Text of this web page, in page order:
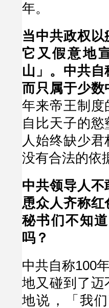
年。
当中共政权
它又假意地
山」。中共
而只属于少数
年来帝王制度
自比天子的
人始终缺少
没有合法的依
中共领导人
恿众人齐称
秘书们不知
吗？
中共自称100
地又碰到了迈
地说，「我